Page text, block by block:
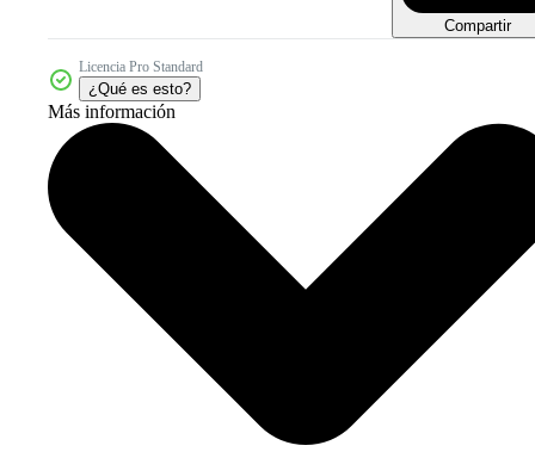
Compartir
Licencia Pro Standard
¿Qué es esto?
Más información